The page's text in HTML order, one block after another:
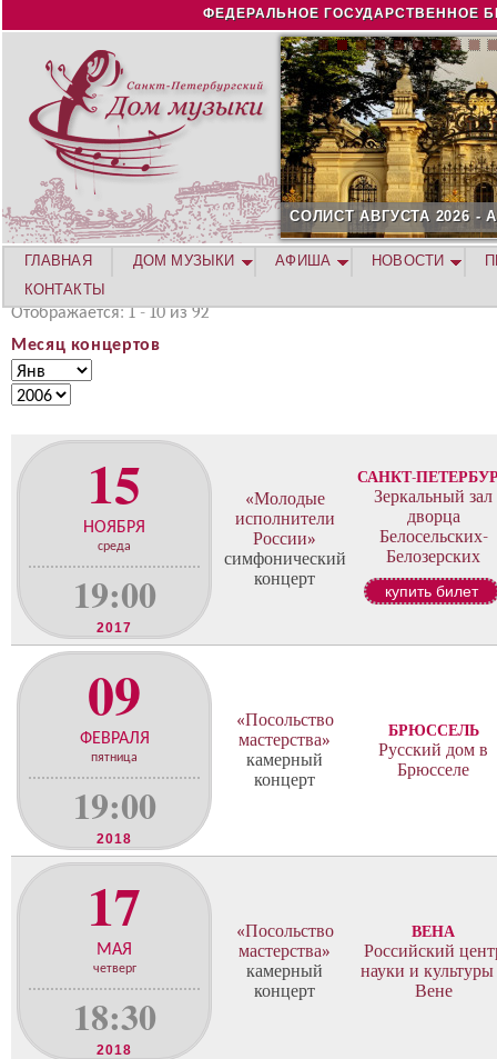
Jump to navigation
ФЕДЕРАЛЬНОЕ ГОСУДАРСТВЕННОЕ
СОЛИСТ АВГУСТА 2026 -
Отображается: 1 - 10 из 92
Месяц концертов
М
е
к
р
М
еГ
15
НОЯБРЯ
среда
19:00
2017
«Молодые
исполнители
России»
симфонический
концерт
САНКТ-
Зеркальный зал
дворца
Белосельских-
Белозерских
купить билет
09
ФЕВРАЛЯ
пятница
19:00
2018
«Посольство
мастерства»
камерный
концерт
БРЮССЕЛЬ
Русский дом в
Брюсселе
17
МАЯ
четверг
18:30
2018
«Посольство
мастерства»
камерный
концерт
ВЕНА
Российский
науки и культуры
Вене
ГЛАВНАЯ ДОМ МУЗЫКИ АФИША НОВОСТИ
КОНТАКТЫ